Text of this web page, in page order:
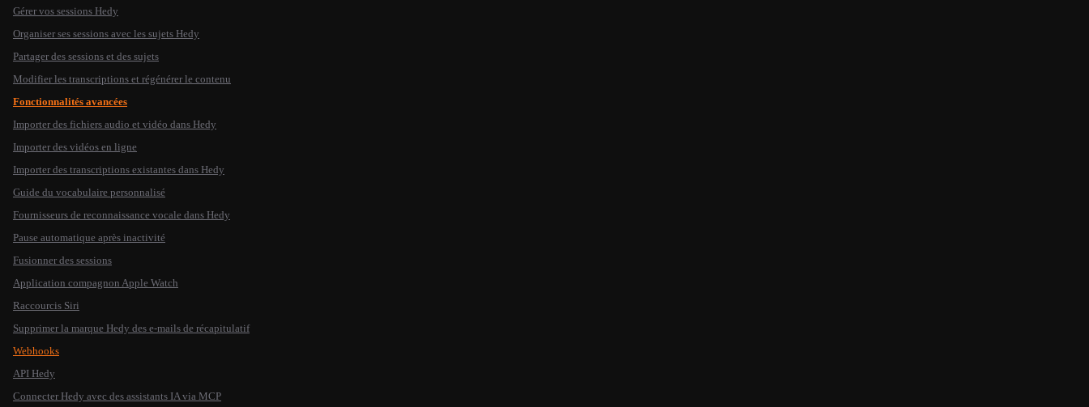
Gérer vos sessions Hedy
Organiser ses sessions avec les sujets Hedy
Partager des sessions et des sujets
Modifier les transcriptions et régénérer le contenu
Fonctionnalités avancées
Importer des fichiers audio et vidéo dans Hedy
Importer des vidéos en ligne
Importer des transcriptions existantes dans Hedy
Guide du vocabulaire personnalisé
Fournisseurs de reconnaissance vocale dans Hedy
Pause automatique après inactivité
Fusionner des sessions
Application compagnon Apple Watch
Raccourcis Siri
Supprimer la marque Hedy des e-mails de récapitulatif
Webhooks
API Hedy
Connecter Hedy avec des assistants IA via MCP